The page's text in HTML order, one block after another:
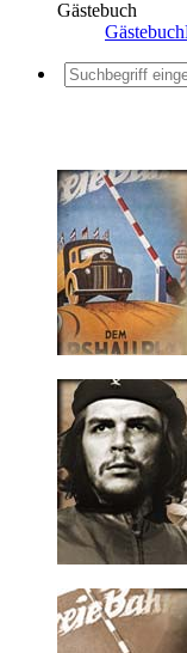
Gästebuch
Gästebuch